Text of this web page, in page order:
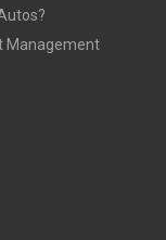
Management